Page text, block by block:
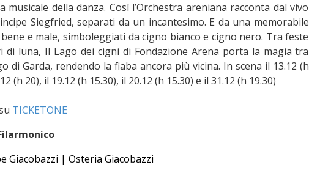
della danza. Così l’Orchestra areniana racconta dal vivo
Siegfried, separati da un incantesimo. E da una memorabile
e male, simboleggiati da cigno bianco e cigno nero. Tra feste
di luna, Il Lago dei cigni di Fondazione Arena porta la magia tra
di Garda, rendendo la fiaba ancora più vicina. In scena il 13.12 (h
(h 20), il 19.12 (h 15.30), il 20.12 (h 15.30) e il 31.12 (h 19.30)
TICKETONE
Giacobazzi | Osteria Giacobazzi